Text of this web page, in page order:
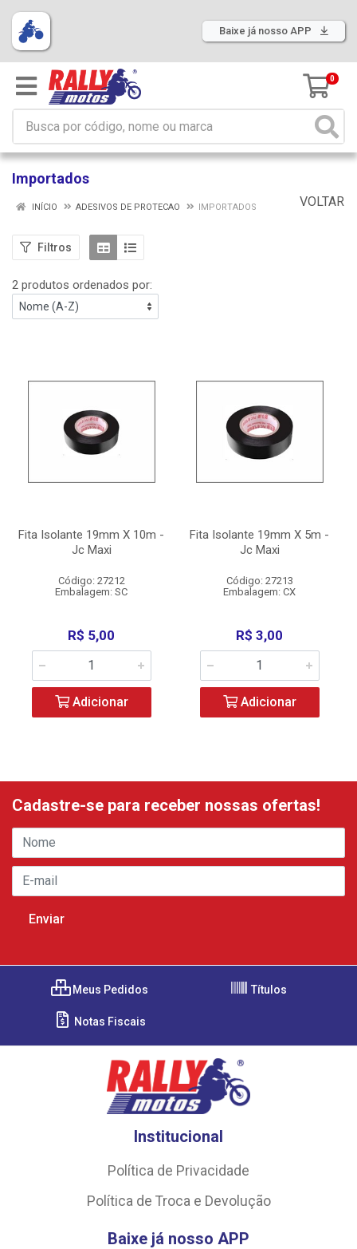
Baixe já nosso APP
0
Importados
VOLTAR
INÍCIO ADESIVOS DE PROTECAO IMPORTADOS
Filtros
2 produtos ordenados por:
Fita Isolante 19mm X 10m -
Jc Maxi
Código: 27212
Embalagem: SC
R$ 5,00
Adicionar
Fita Isolante 19mm X 5m -
Jc Maxi
Código: 27213
Embalagem: CX
R$ 3,00
Adicionar
Cadastre-se para receber nossas ofertas!
Meus Pedidos Títulos
Notas Fiscais
Institucional
Política de Privacidade
Política de Troca e Devolução
Baixe já nosso APP